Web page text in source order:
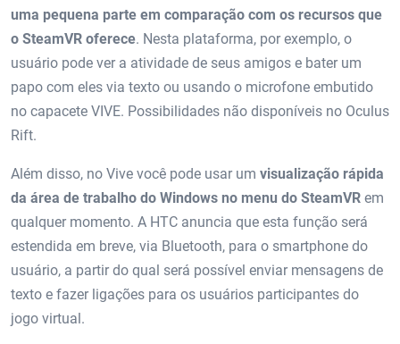
uma pequena parte em comparação com os recursos que
o SteamVR oferece. Nesta plataforma, por exemplo, o
usuário pode ver a atividade de seus amigos e bater um
papo com eles via texto ou usando o microfone embutido
no capacete VIVE. Possibilidades não disponíveis no Oculus
Rift.
Além disso, no Vive você pode usar um visualização rápida
da área de trabalho do Windows no menu do SteamVR em
qualquer momento. A HTC anuncia que esta função será
estendida em breve, via Bluetooth, para o smartphone do
usuário, a partir do qual será possível enviar mensagens de
texto e fazer ligações para os usuários participantes do
jogo virtual.